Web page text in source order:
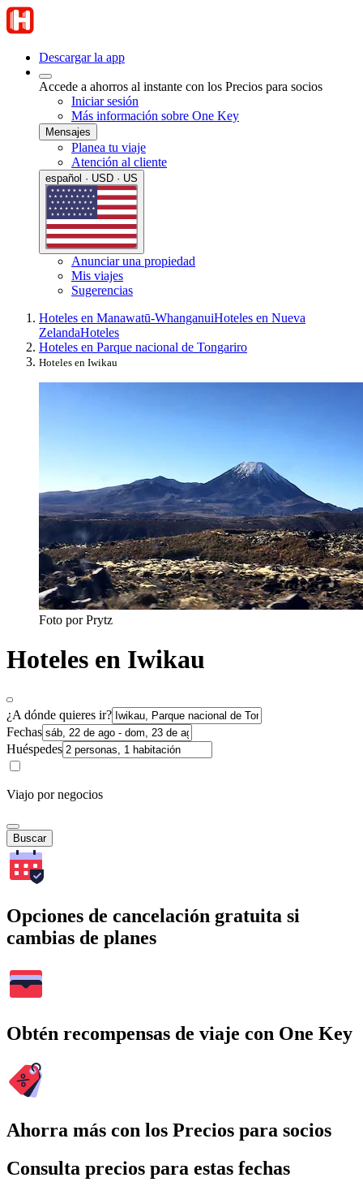
Descargar la app
Accede a ahorros al instante con los Precios para socios
Iniciar sesión
Más información sobre One Key
Mensajes
Planea tu viaje
Atención al cliente
español · USD · US
Anunciar una propiedad
Mis viajes
Sugerencias
Hoteles en Manawatū-WhanganuiHoteles en Nueva
ZelandaHoteles
Hoteles en Parque nacional de Tongariro
Hoteles en Iwikau
Foto por Prytz
Hoteles en Iwikau
¿A dónde quieres ir?
Fechas
Huéspedes
Viajo por negocios
Buscar
Opciones de cancelación gratuita si
cambias de planes
Obtén recompensas de viaje con One Key
Ahorra más con los Precios para socios
Consulta precios para estas fechas